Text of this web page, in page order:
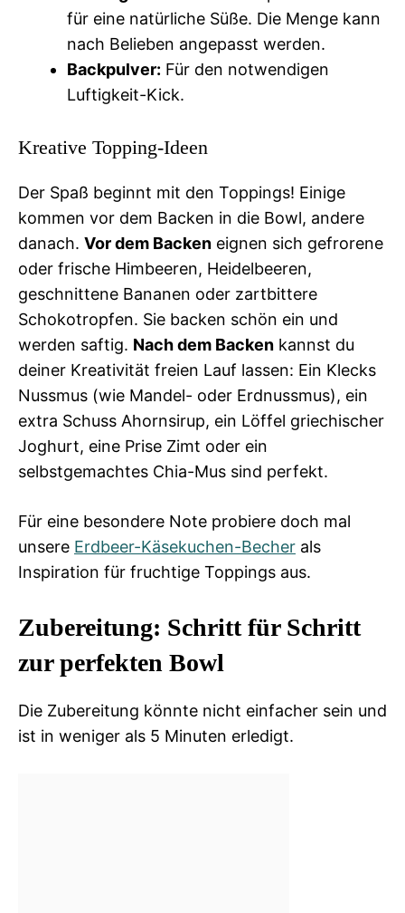
für eine natürliche Süße. Die Menge kann
nach Belieben angepasst werden.
Backpulver: Für den notwendigen
Luftigkeit-Kick.
Kreative Topping-Ideen
Der Spaß beginnt mit den Toppings! Einige
kommen vor dem Backen in die Bowl, andere
danach. Vor dem Backen eignen sich gefrorene
oder frische Himbeeren, Heidelbeeren,
geschnittene Bananen oder zartbittere
Schokotropfen. Sie backen schön ein und
werden saftig. Nach dem Backen kannst du
deiner Kreativität freien Lauf lassen: Ein Klecks
Nussmus (wie Mandel- oder Erdnussmus), ein
extra Schuss Ahornsirup, ein Löffel griechischer
Joghurt, eine Prise Zimt oder ein
selbstgemachtes Chia-Mus sind perfekt.
Für eine besondere Note probiere doch mal
unsere Erdbeer-Käsekuchen-Becher als
Inspiration für fruchtige Toppings aus.
Zubereitung: Schritt für Schritt
zur perfekten Bowl
Die Zubereitung könnte nicht einfacher sein und
ist in weniger als 5 Minuten erledigt.